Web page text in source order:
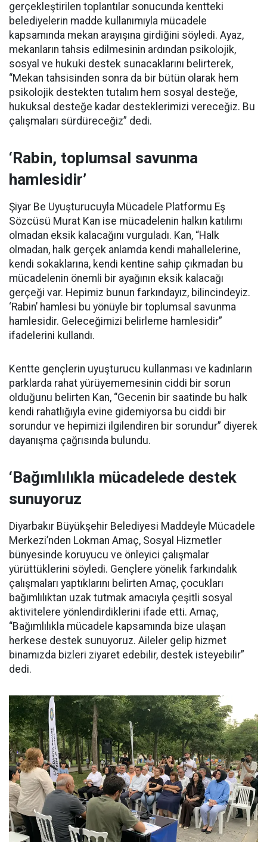
gerçekleştirilen toplantılar sonucunda kentteki
belediyelerin madde kullanımıyla mücadele
kapsamında mekan arayışına girdiğini söyledi. Ayaz,
mekanların tahsis edilmesinin ardından psikolojik,
sosyal ve hukuki destek sunacaklarını belirterek,
“Mekan tahsisinden sonra da bir bütün olarak hem
psikolojik destekten tutalım hem sosyal desteğe,
hukuksal desteğe kadar desteklerimizi vereceğiz. Bu
çalışmaları sürdüreceğiz” dedi.
‘Rabin, toplumsal savunma
hamlesidir’
Şiyar Be Uyuşturucuyla Mücadele Platformu Eş
Sözcüsü Murat Kan ise mücadelenin halkın katılımı
olmadan eksik kalacağını vurguladı. Kan, “Halk
olmadan, halk gerçek anlamda kendi mahallelerine,
kendi sokaklarına, kendi kentine sahip çıkmadan bu
mücadelenin önemli bir ayağının eksik kalacağı
gerçeği var. Hepimiz bunun farkındayız, bilincindeyiz.
‘Rabin’ hamlesi bu yönüyle bir toplumsal savunma
hamlesidir. Geleceğimizi belirleme hamlesidir”
ifadelerini kullandı.
Kentte gençlerin uyuşturucu kullanması ve kadınların
parklarda rahat yürüyememesinin ciddi bir sorun
olduğunu belirten Kan, “Gecenin bir saatinde bu halk
kendi rahatlığıyla evine gidemiyorsa bu ciddi bir
sorundur ve hepimizi ilgilendiren bir sorundur” diyerek
dayanışma çağrısında bulundu.
‘Bağımlılıkla mücadelede destek
sunuyoruz
Diyarbakır Büyükşehir Belediyesi Maddeyle Mücadele
Merkezi’nden Lokman Amaç, Sosyal Hizmetler
bünyesinde koruyucu ve önleyici çalışmalar
yürüttüklerini söyledi. Gençlere yönelik farkındalık
çalışmaları yaptıklarını belirten Amaç, çocukları
bağımlılıktan uzak tutmak amacıyla çeşitli sosyal
aktivitelere yönlendirdiklerini ifade etti. Amaç,
“Bağımlılıkla mücadele kapsamında bize ulaşan
herkese destek sunuyoruz. Aileler gelip hizmet
binamızda bizleri ziyaret edebilir, destek isteyebilir”
dedi.